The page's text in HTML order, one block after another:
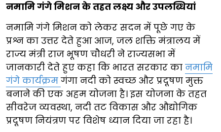
नमामि गंगे मिशन के तहत लक्ष्य और उपलब्धियां
नमामि गंगे मिशन को लेकर सदन में पूछे गए के
प्रश्न का उत्तर देते हुआ आज, जल शक्ति मंत्रालय में
राज्य मंत्री राज भूषण चौधरी ने राज्यसभा में
जानकारी देते हुए कहा कि भारत सरकार का नमामि
गंगे कार्यक्रम गंगा नदी को स्वच्छ और प्रदूषण मुक्त
बनाने की एक अहम योजना है। इस योजना के तहत
सीवरेज व्यवस्था, नदी तट विकास और औद्योगिक
प्रदूषण नियंत्रण पर विशेष ध्यान दिया जा रहा है।